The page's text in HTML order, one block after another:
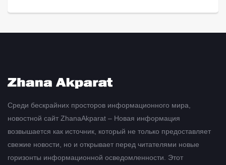
Среди бескрайних просторов информационного мира,
новостной сайт ZhanaAkparat – Новая информация
возвышается как источник, который не только предоставляет
свежие новости, но и открывает перед читателями новые
горизонты информационной осведомленности. Этот